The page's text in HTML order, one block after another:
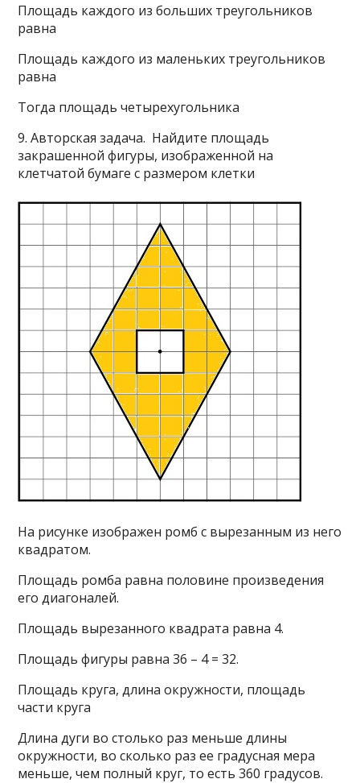
Площадь каждого из больших треугольников
равна
Площадь каждого из маленьких треугольников
равна
Тогда площадь четырехугольника
9. Авторская задача. Найдите площадь
закрашенной фигуры, изображенной на
клетчатой бумаге с размером клетки
На рисунке изображен ромб с вырезанным из него
квадратом.
Площадь ромба равна половине произведения
его диагоналей.
Площадь вырезанного квадрата равна 4.
Площадь фигуры равна 36 – 4 = 32.
Площадь круга, длина окружности, площадь
части круга
Длина дуги во столько раз меньше длины
окружности, во сколько раз ее градусная мера
меньше, чем полный круг, то есть 360 градусов.